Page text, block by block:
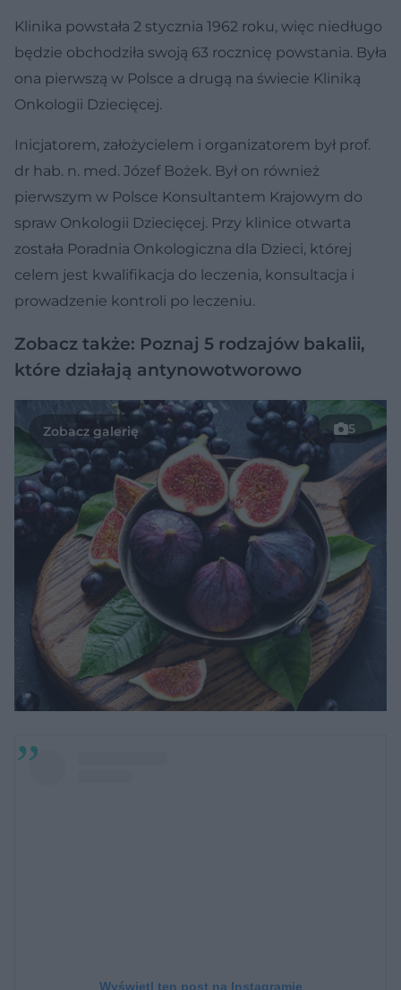
Klinika powstała 2 stycznia 1962 roku, więc niedługo
będzie obchodziła swoją 63 rocznicę powstania. Była
ona pierwszą w Polsce a drugą na świecie Kliniką
Onkologii Dziecięcej.
Inicjatorem, założycielem i organizatorem był prof.
dr hab. n. med. Józef Bożek. Był on również
pierwszym w Polsce Konsultantem Krajowym do
spraw Onkologii Dziecięcej. Przy klinice otwarta
została Poradnia Onkologiczna dla Dzieci, której
celem jest kwalifikacja do leczenia, konsultacja i
prowadzenie kontroli po leczeniu.
Zobacz także: Poznaj 5 rodzajów bakalii,
które działają antynowotworowo
5
Wyświetl ten post na Instagramie